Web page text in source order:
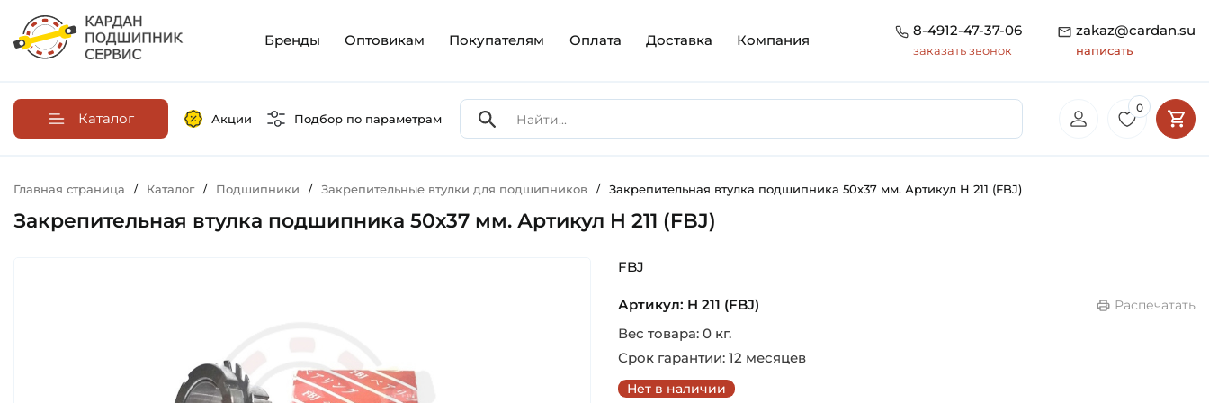
Бренды Оптовикам Покупателям Оплата Доставка Компания
8-4912-47-37-06
заказать звонок
zakaz@cardan.su
написать
Каталог Акции Подбор по параметрам
0
Главная страница / Каталог / Подшипники / Закрепительные втулки для подшипников / Закрепительная втулка подшипника 50х37 мм. Артикул H 211 (FBJ)
Закрепительная втулка подшипника 50х37 мм. Артикул H 211 (FBJ)
FBJ
Артикул: H 211 (FBJ) Распечатать
Вес товара: 0 кг.
Срок гарантии: 12 месяцев
Нет в наличии